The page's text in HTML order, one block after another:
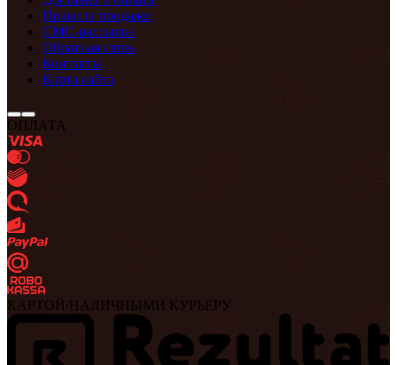
Правила продажи
СМС-рассылка
Обратная связь
Контакты
Карта сайта
ОПЛАТА
КАРТОЙ/НАЛИЧНЫМИ КУРЬЕРУ